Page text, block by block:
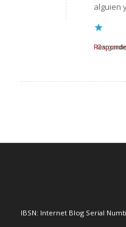
alguien
IBSN: Internet Blog Serial